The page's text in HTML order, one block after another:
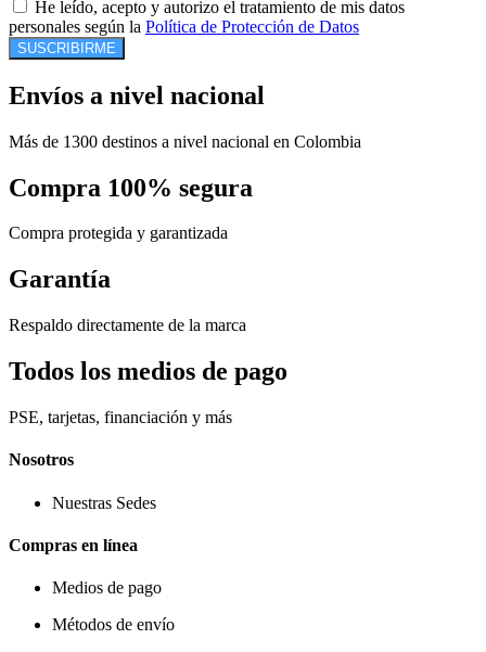
He leído, acepto y autorizo el tratamiento de mis datos
personales según la Política de Protección de Datos
SUSCRIBIRME
Envíos a nivel nacional
Más de 1300 destinos a nivel nacional en Colombia
Compra 100% segura
Compra protegida y garantizada
Garantía
Respaldo directamente de la marca
Todos los medios de pago
PSE, tarjetas, financiación y más
Nosotros
Nuestras Sedes
Compras en línea
Medios de pago
Métodos de envío